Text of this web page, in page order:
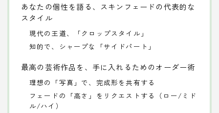
あなたの個性を語る、スキンフェードの代表的な
スタイル
現代の王道、「クロップスタイル」
知的で、シャープな「サイドパート」
最高の芸術作品を、手に入れるためのオーダー術
理想の「写真」で、完成形を共有する
フェードの「高さ」をリクエストする（ロー/ミド
ル/ハイ）